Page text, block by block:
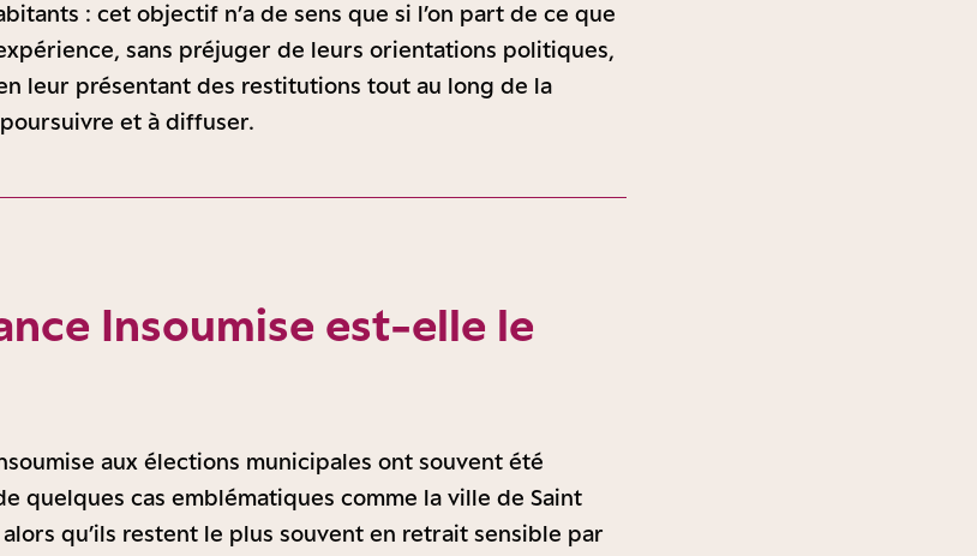
: cet objectif n’a de sens que si l’on part de ce que
sans préjuger de leurs orientations politiques,
leur présentant des restitutions tout au long de la
et à diffuser.
Insoumise est-elle le
aux élections municipales ont souvent été
quelques cas emblématiques comme la ville de Saint
qu’ils restent le plus souvent en retrait sensible par